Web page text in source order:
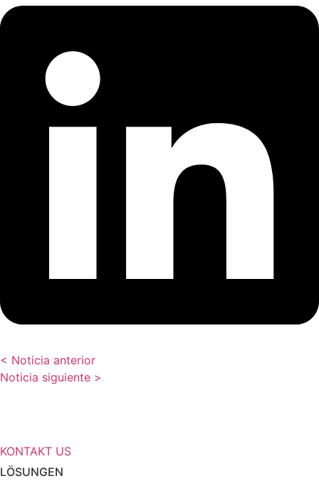
< Noticia anterior
Noticia siguiente >
KONTAKT US
LÖSUNGEN